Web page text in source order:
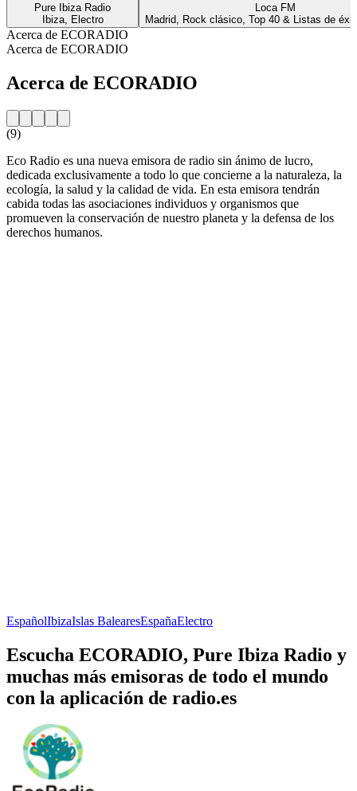
Pure Ibiza Radio
Ibiza, Electro
Loca FM
Madrid, Rock clásico, Top 40 & Listas de
Acerca de ECORADIO
Acerca de ECORADIO
Acerca de ECORADIO
(9)
Eco Radio es una nueva emisora de radio sin ánimo de lucro,
dedicada exclusivamente a todo lo que concierne a la naturaleza, la
ecología, la salud y la calidad de vida. En esta emisora tendrán
cabida todas las asociaciones individuos y organismos que
promueven la conservación de nuestro planeta y la defensa de los
derechos humanos.
EspañolIbizaIslas BalearesEspañaElectro
Escucha ECORADIO, Pure Ibiza Radio y
muchas más emisoras de todo el mundo
con la aplicación de radio.es